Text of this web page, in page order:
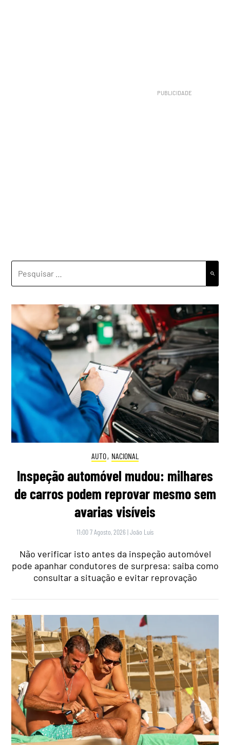
POR:
AUTO, NACIONAL
Inspeção automóvel mudou: milhares
de carros podem reprovar mesmo sem
avarias visíveis
11:00 7 Agosto, 2026 |João Luís
Não verificar isto antes da inspeção automóvel
pode apanhar condutores de surpresa: saiba como
consultar a situação e evitar reprovação